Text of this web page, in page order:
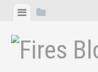
Zum
springen
MenüSeitenleiste